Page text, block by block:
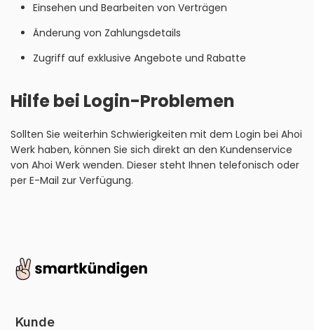
Einsehen und Bearbeiten von Verträgen
Änderung von Zahlungsdetails
Zugriff auf exklusive Angebote und Rabatte
Hilfe bei Login-Problemen
Sollten Sie weiterhin Schwierigkeiten mit dem Login bei Ahoi
Werk haben, können Sie sich direkt an den Kundenservice
von Ahoi Werk wenden. Dieser steht Ihnen telefonisch oder
per E-Mail zur Verfügung.
Kunde